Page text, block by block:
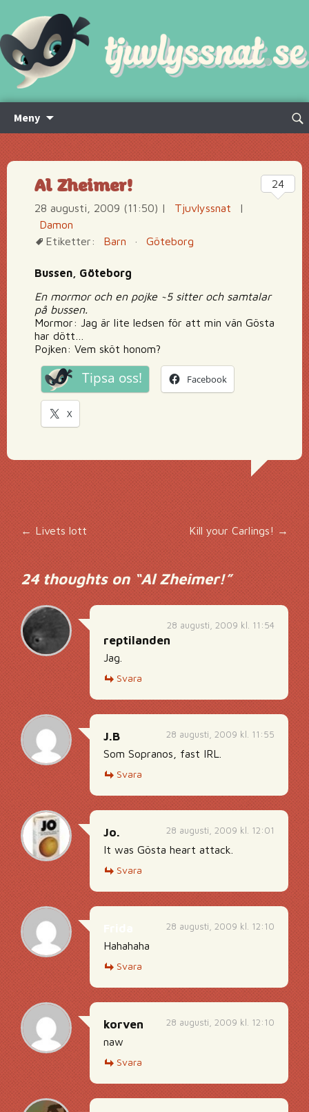
Meny
innehåll
Sök
Al Zheimer!
28 augusti, 2009 (11:50) | Tjuvlyssnat
|
Damon
Etiketter:
Barn · Göteborg
Bussen, Göteborg
En mormor och en pojke ~5 sitter och samtalar
på bussen.
Mormor: Jag är lite ledsen för att min vän Gösta
har dött…
Pojken: Vem sköt honom?
Tipsa oss! Facebook
X
24
Inläggsnavigering
←Livets lott Kill your Carlings! →
24 thoughts on “Al Zheimer!”
28 augusti, 2009 kl. 11:54
reptilanden
Jag.
Svara
28 augusti, 2009 kl. 11:55
J.B
Som Sopranos, fast IRL.
Svara
28 augusti, 2009 kl. 12:01
Jo.
It was Gösta heart attack.
Svara
28 augusti, 2009 kl. 12:10
Hahahaha
Svara
28 augusti, 2009 kl. 12:10
korven
naw
Svara